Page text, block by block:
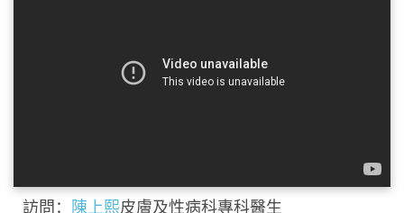
訪問： 陳上熙皮膚及性病科專科醫生